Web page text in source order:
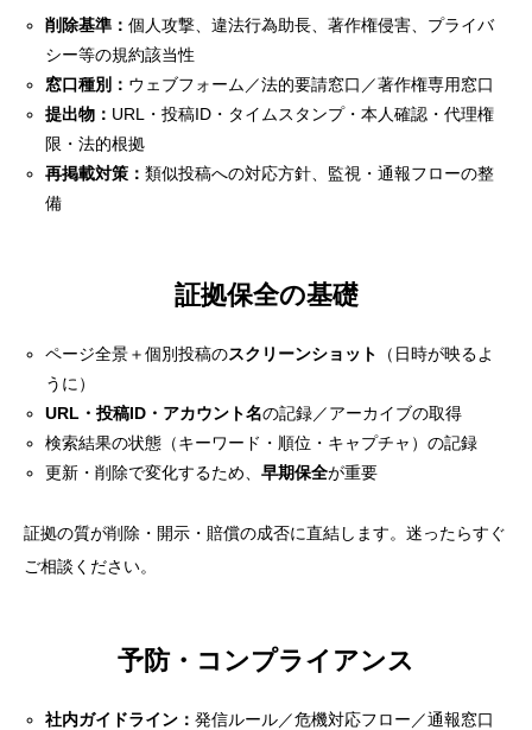
削除基準：個人攻撃、違法行為助長、著作権侵害、プライバ
シー等の規約該当性
窓口種別： ウェブフォーム／法的要請窓口／著作権専用窓口
提出物： URL・投稿ID・タイムスタンプ・本人確認・代理権
限・法的根拠
再掲載対策：類似投稿への対応方針、監視・通報フローの整
備
証拠保全の基礎
ページ全景＋個別投稿のスクリーンショット
（日時が映るよ
うに）
URL・投稿ID・アカウント名の記録／アーカイブの取得
検索結果の状態（キーワード・順位・キャプチャ）の記録
更新・削除で変化するため、早期保全が重要
証拠の質が削除・開示・賠償の成否に直結します。迷ったらすぐ
ご相談ください。
予防・コンプライアンス
社内ガイドライン：発信ルール／危機対応フロー／通報窓口